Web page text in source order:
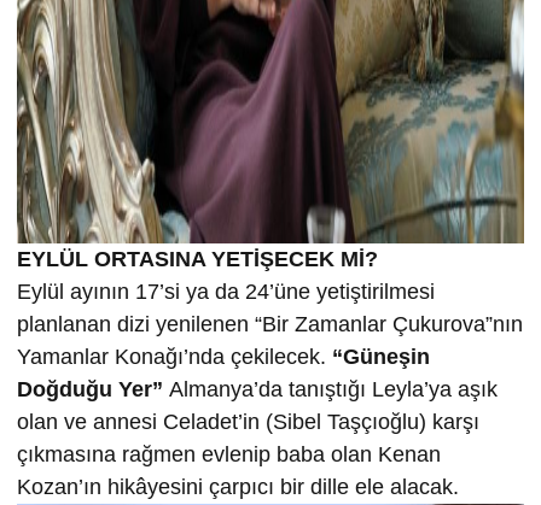
EYLÜL ORTASINA YETİŞECEK Mİ?
Eylül ayının 17’si ya da 24’üne yetiştirilmesi
planlanan dizi yenilenen “Bir Zamanlar Çukurova”nın
Yamanlar Konağı’nda çekilecek. “Güneşin
Doğduğu Yer” Almanya’da tanıştığı Leyla’ya aşık
olan ve annesi Celadet’in (Sibel Taşçıoğlu) karşı
çıkmasına rağmen evlenip baba olan Kenan
Kozan’ın hikâyesini çarpıcı bir dille ele alacak.